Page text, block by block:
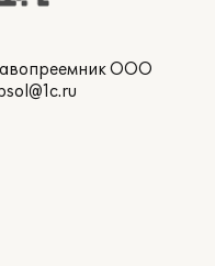
ООО